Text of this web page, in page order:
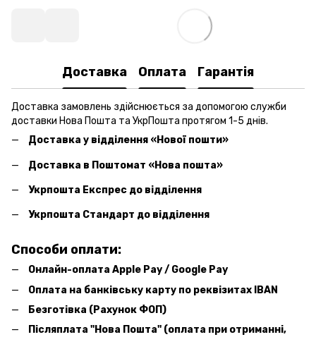
Доставка Оплата Гарантія
Доставка замовлень здійснюється за допомогою служби
доставки Нова Пошта та УкрПошта протягом 1-5 днів.
Доставка у відділення «Нової пошти»
Доставка в Поштомат «Нова пошта»
Укрпошта Експрес до відділення
Укрпошта Стандарт до відділення
Способи оплати:
Онлайн-оплата Apple Pay / Google Pay
Оплата на банківську карту по реквізитах IBAN
Безготівка (Рахунок ФОП)
Післяплата ''Нова Пошта'' (оплата при отриманні,